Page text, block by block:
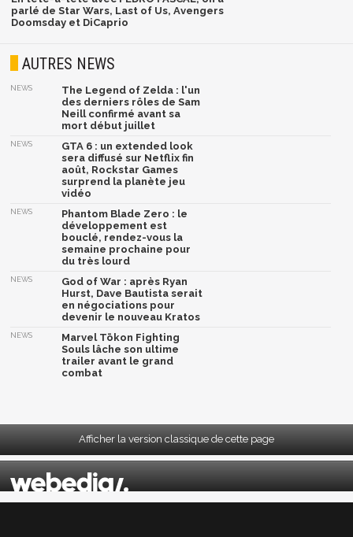
parlé de Star Wars, Last of Us, Avengers
Doomsday et DiCaprio
AUTRES NEWS
NEWS
The Legend of Zelda : l'un
des derniers rôles de Sam
Neill confirmé avant sa
mort début juillet
NEWS
GTA 6 : un extended look
sera diffusé sur Netflix fin
août, Rockstar Games
surprend la planète jeu
vidéo
NEWS
Phantom Blade Zero : le
développement est
bouclé, rendez-vous la
semaine prochaine pour
du très lourd
NEWS
God of War : après Ryan
Hurst, Dave Bautista serait
en négociations pour
devenir le nouveau Kratos
NEWS
Marvel Tōkon Fighting
Souls lâche son ultime
trailer avant le grand
combat
Afficher la version classique de cette page